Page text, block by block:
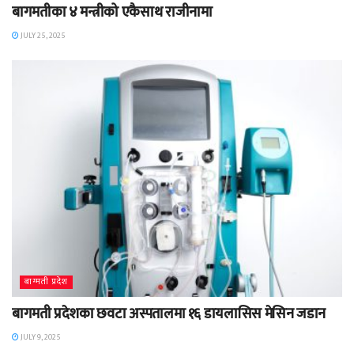
बागमतीका ४ मन्त्रीको एकैसाथ राजीनामा
JULY 25, 2025
बाग्मती प्रदेश
बागमती प्रदेशका छवटा अस्पतालमा १६ डायलासिस मेसिन जडान
JULY 9, 2025